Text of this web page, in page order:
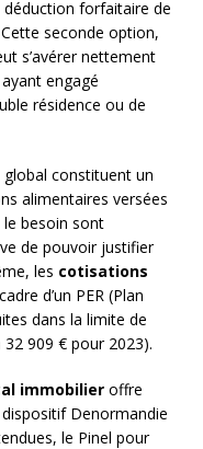
déduction forfaitaire de
seconde option,
s’avérer nettement
engagé
résidence ou de
global constituent un
alimentaires versées
le besoin sont
de pouvoir justifier
les cotisations
d’un PER (Plan
dans la limite de
909 € pour 2023).
immobilier offre
Denormandie
le Pinel pour